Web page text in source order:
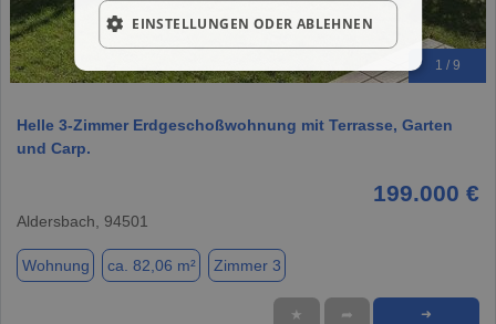
1 / 9
Helle 3-Zimmer Erdgeschoßwohnung mit Terrasse, Garten
und Carp.
199.000 €
Aldersbach, 94501
Wohnung ca. 82,06 m² Zimmer 3
★ ➦ ➜
EINSTELLUNGEN ODER ABLEHNEN